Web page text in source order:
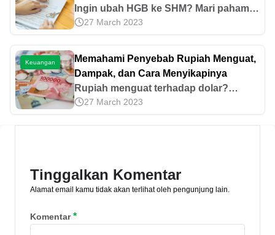
Ingin ubah HGB ke SHM? Mari pahami
panduan lengkapnya mulai dari syarat,
cara pengurusan di BPN, hingga
rincian biaya terbaru di sini!
27 March 2023
Keuangan
Memahami Penyebab Rupiah Menguat,
Dampak, dan Cara Menyikapinya
Rupiah menguat terhadap dolar?
Pahami penyebab rupiah menguat,
dampaknya bagi ekonomi, serta
27 March 2023
Tinggalkan Komentar
Alamat email kamu tidak akan terlihat oleh pengunjung lain.
Komentar*